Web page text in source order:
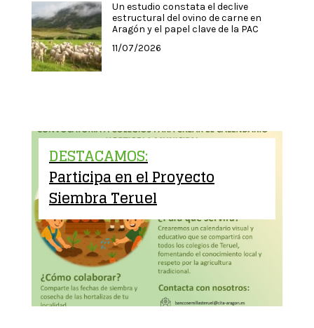
Un estudio constata el declive
estructural del ovino de carne en
Aragón y el papel clave de la PAC
11/07/2026
DESTACAMOS:
Participa en el Proyecto
Siembra Teruel